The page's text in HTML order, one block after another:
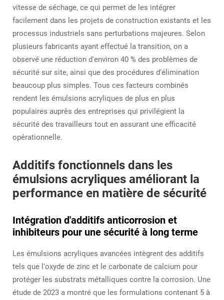
vitesse de séchage, ce qui permet de les intégrer
facilement dans les projets de construction existants et les
processus industriels sans perturbations majeures. Selon
plusieurs fabricants ayant effectué la transition, on a
observé une réduction d'environ 40 % des problèmes de
sécurité sur site, ainsi que des procédures d'élimination
beaucoup plus simples. Tous ces facteurs combinés
rendent les émulsions acryliques de plus en plus
populaires auprès des entreprises qui privilégient la
sécurité des travailleurs tout en assurant une efficacité
opérationnelle.
Additifs fonctionnels dans les
émulsions acryliques améliorant la
performance en matière de sécurité
Intégration d'additifs anticorrosion et
inhibiteurs pour une sécurité à long terme
Les émulsions acryliques avancées intègrent des additifs
tels que l'oxyde de zinc et le carbonate de calcium pour
protéger les substrats métalliques contre la corrosion. Une
étude de 2023 a montré que les formulations contenant 5 à